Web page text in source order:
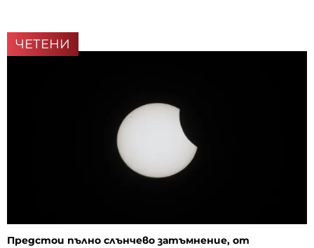
ЧЕТЕНИ
Предстои пълно слънчево затъмнение, от